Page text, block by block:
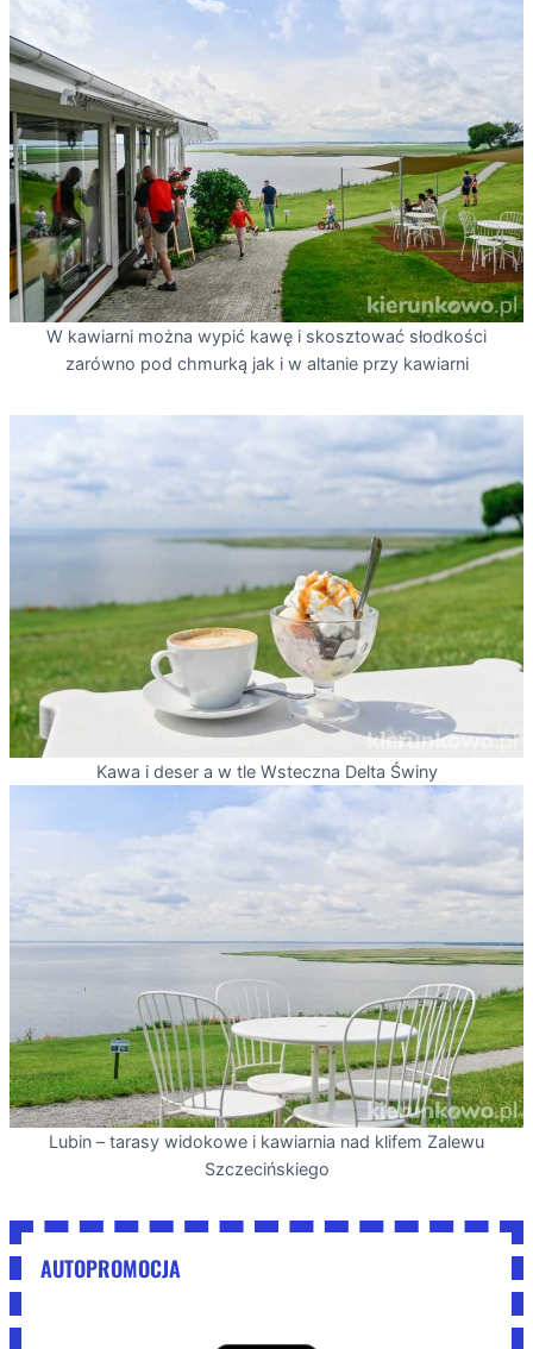
W kawiarni można wypić kawę i skosztować słodkości
zarówno pod chmurką jak i w altanie przy kawiarni
Kawa i deser a w tle Wsteczna Delta Świny
Lubin – tarasy widokowe i kawiarnia nad klifem Zalewu
Szczecińskiego
AUTOPROMOCJA